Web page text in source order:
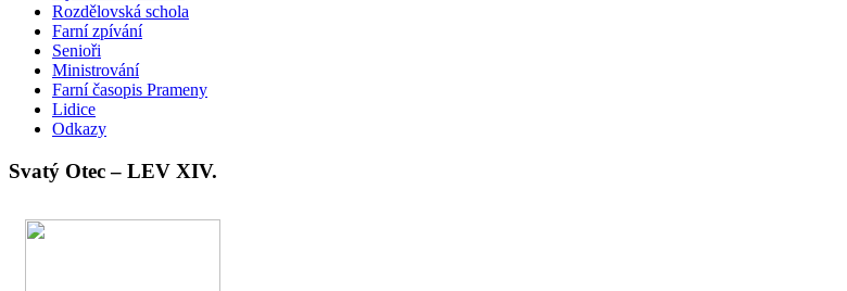
Rozdělovská schola
Farní zpívání
Senioři
Ministrování
Farní časopis Prameny
Lidice
Odkazy
Svatý Otec – LEV XIV.